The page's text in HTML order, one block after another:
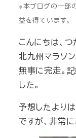
※本ブログの一部
益を得ています。
こんにちは、つ
北九州マラソ
無事に完走。
した。
予想したよりは
ですが、非常